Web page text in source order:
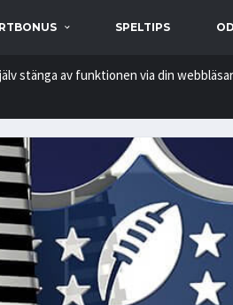
SPELTIPS
stänga av funktionen via din